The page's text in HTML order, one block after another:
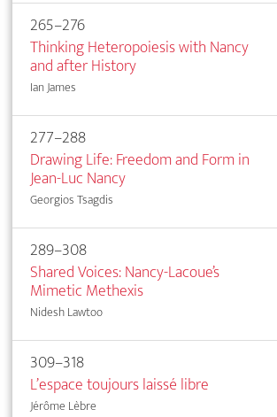
265–276
Thinking Heteropoiesis with Nancy
and after History
Ian James
277–288
Drawing Life: Freedom and Form in
Jean-Luc Nancy
Georgios Tsagdis
289–308
Shared Voices: Nancy-Lacoue’s
Mimetic Methexis
Nidesh Lawtoo
309–318
L’espace toujours laissé libre
Jérôme Lèbre